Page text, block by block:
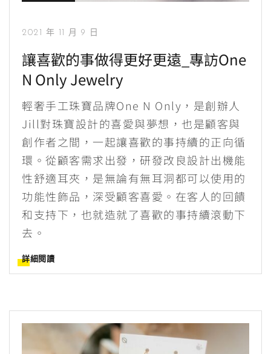
2021 年 11 月 9 日
讓喜歡的事做得更好更遠_專訪One
N Only Jewelry
輕奢手工珠寶品牌One N Only，是創辦人
Jill對珠寶設計的喜愛與夢想，也是顧客與
創作者之間，一起讓喜歡的事持續的正向循
環。從顧客需求出發，研發改良設計出機能
性舒適耳夾，是無論有無耳洞都可以使用的
功能性飾品，深受顧客喜愛。在客人的回饋
和支持下，也就造就了喜歡的事持續滾動下
去。
詳細閱讀